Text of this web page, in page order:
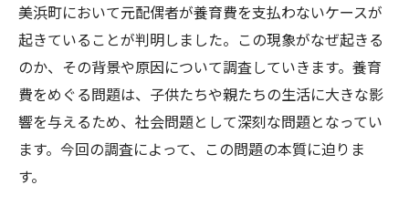
美浜町において元配偶者が養育費を支払わないケースが
起きていることが判明しました。この現象がなぜ起きる
のか、その背景や原因について調査していきます。養育
費をめぐる問題は、子供たちや親たちの生活に大きな影
響を与えるため、社会問題として深刻な問題となってい
ます。今回の調査によって、この問題の本質に迫りま
す。